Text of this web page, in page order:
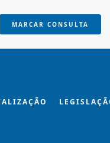
MARCAR CONSULTA